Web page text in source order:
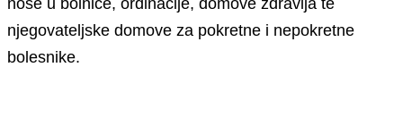
nose u bolnice, ordinacije, domove zdravlja te
njegovateljske domove za pokretne i nepokretne
bolesnike.